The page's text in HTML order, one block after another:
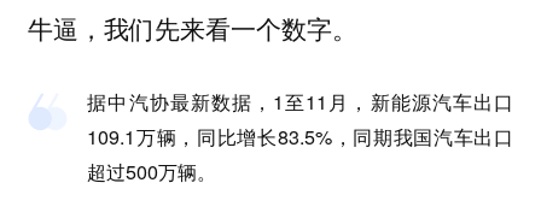
牛逼，我们先来看一个数字。
据中汽协最新数据，1至11月，新能源汽车出口
109.1万辆，同比增长83.5%，同期我国汽车出口
超过500万辆。